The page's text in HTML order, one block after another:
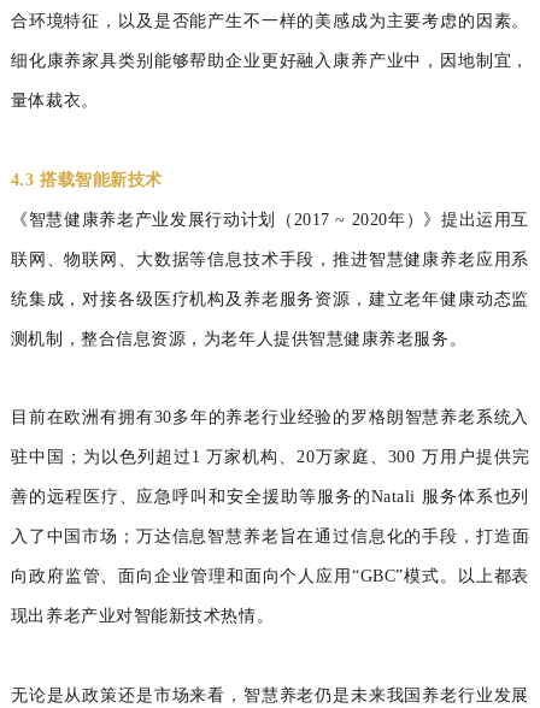
合环境特征，以及是否能产生不一样的美感成为主要考虑的因素。
细化康养家具类别能够帮助企业更好融入康养产业中，因地制宜，
量体裁衣。
4.3 搭载智能新技术
《智慧健康养老产业发展行动计划（2017 ~ 2020年）》提出运用互
联网、物联网、大数据等信息技术手段，推进智慧健康养老应用系
统集成，对接各级医疗机构及养老服务资源，建立老年健康动态监
测机制，整合信息资源，为老年人提供智慧健康养老服务。
目前在欧洲有拥有30多年的养老行业经验的 罗格朗智慧养老系统入
驻中国； 为以色列超过 1 万家机构、20万家庭、 300 万用户提供完
善的远程医疗、应急呼叫和安全援助等服务的Natali 服务体系也列
入了中国市场； 万达信息智慧养老旨在通过信息化的手段，打造面
向政府监管、面向企业管理和面向个人应用“GBC”模式。 以上都表
现出养老产业对智能新技术热情。
无论是从政策还是市场来看，智慧养老仍是未来我国养老行业发展